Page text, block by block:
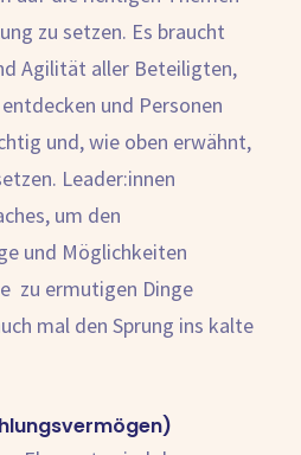
zu setzen. Es braucht
Agilität aller Beteiligten,
und Personen
und, wie oben erwähnt,
Leader:innen
um den
und Möglichkeiten
zu ermutigen Dinge
mal den Sprung ins kalte